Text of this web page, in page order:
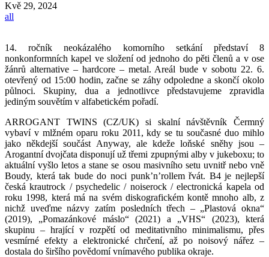
Kvě 29, 2024
all
14. ročník neokázalého komorního setkání představí 8
nonkonformních kapel ve složení od jednoho do pěti členů a v ose
žánrů alternative – hardcore – metal. Areál bude v sobotu 22. 6.
otevřený od 15:00 hodin, začne se záhy odpoledne a skončí okolo
půlnoci. Skupiny, dua a jednotlivce představujeme zpravidla
jediným souvětím v alfabetickém pořadí.
ARROGANT TWINS (CZ/UK) si skalní návštěvník Čermný
vybaví v mlžném oparu roku 2011, kdy se tu současné duo mihlo
jako někdejší součást Anyway, ale kdeže loňské sněhy jsou –
Arogantní dvojčata disponují už třemi zpupnými alby v jukeboxu; to
aktuální vyšlo letos a stane se osou masivního setu uvnitř nebo vně
Boudy, která tak bude do noci punk’n’rollem řvát. B4 je nejlepší
česká krautrock / psychedelic / noiserock / electronická kapela od
roku 1998, která má na svém diskografickém kontě mnoho alb, z
nichž uveďme názvy zatím posledních třech – „Plastová okna“
(2019), „Pomazánkové máslo“ (2021) a „VHS“ (2023), která
skupinu – hrající v rozpětí od meditativního minimalismu, přes
vesmírné efekty a elektronické chrčení, až po noisový nářez –
dostala do širšího povědomí vnímavého publika okraje.